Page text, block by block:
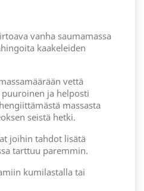
vanha saumamassa
kaakeleiden
vettä
ja helposti
massasta
seistä hetki.
joihin tahdot lisätä
tarttuu paremmin.
kumilastalla tai